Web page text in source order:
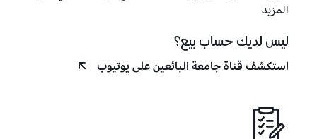
المزيد
ليس لديك حساب بيع؟
استكشف قناة جامعة البائعين على يوتيوب